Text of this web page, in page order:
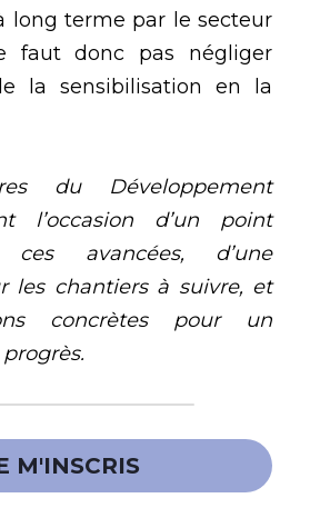
long terme par le secteur
faut donc pas négliger
la sensibilisation en la
du Développement
l’occasion d’un point
avancées, d’une
les chantiers à suivre, et
concrètes pour un
M'INSCRIS